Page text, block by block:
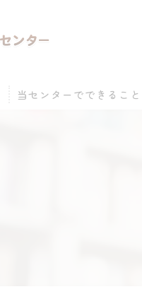
当センターでできること